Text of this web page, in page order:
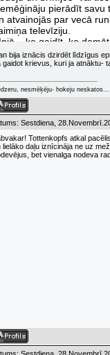
pierādīt savu
atvainojās par vecā
televīziju.
ko gaidīt, ko
šādi tev nešaus
bija iznācis dzirdēt līdzīgus
gaidot krievus, kuri ja atnāktu-
nesmēķēju- hokeju neskatos...
Sestdiena,
Tottenkopfs atkal
lielāko daļu iznīcināja ne uz
bet vienalga nodeva